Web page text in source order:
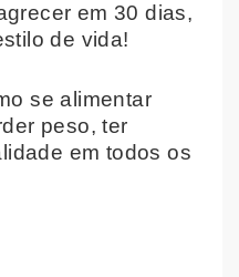
em 30 dias,
de vida!
se alimentar
peso, ter
em todos os